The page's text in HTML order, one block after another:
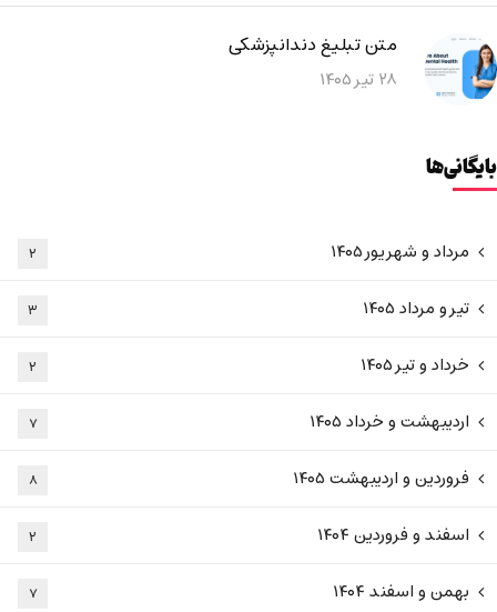
متن تبلیغ دندانپزشکی
۲۸ تیر ۱۴۰۵
بایگانی‌ها
مرداد و شهریور ۱۴۰۵ ۲
تیر و مرداد ۱۴۰۵ ۳
خرداد و تیر ۱۴۰۵ ۲
اردیبهشت و خرداد ۱۴۰۵ ۷
فروردین و اردیبهشت ۱۴۰۵ ۸
اسفند و فروردین ۱۴۰۴ ۲
بهمن و اسفند ۱۴۰۴ ۷